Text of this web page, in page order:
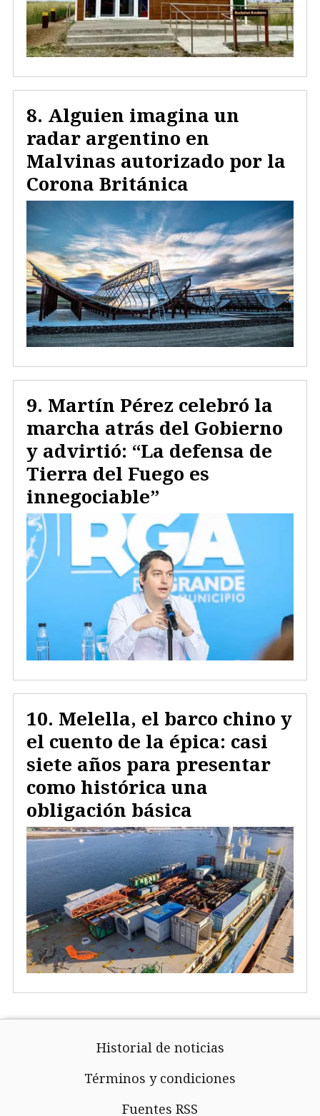
Alguien imagina un
radar argentino en
Malvinas autorizado por la
Corona Británica
Martín Pérez celebró la
marcha atrás del Gobierno
y advirtió: “La defensa de
Tierra del Fuego es
innegociable”
Melella, el barco chino y
el cuento de la épica: casi
siete años para presentar
como histórica una
obligación básica
Historial de noticias
Términos y condiciones
Fuentes RSS